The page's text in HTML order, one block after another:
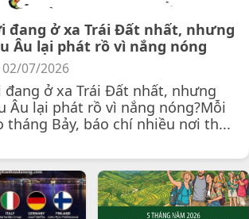
đang ở xa Trái Đất nhất, nhưng
Âu lại phát rồ vì nắng nóng
07/2026
đang ở xa Trái Đất nhất, nhưng
Âu lại phát rồ vì nắng nóng?Mỗi
tháng Bảy, báo chí nhiều nơi th...